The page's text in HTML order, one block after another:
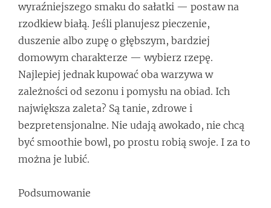
wyraźniejszego smaku do sałatki — postaw na
rzodkiew białą. Jeśli planujesz pieczenie,
duszenie albo zupę o głębszym, bardziej
domowym charakterze — wybierz rzepę.
Najlepiej jednak kupować oba warzywa w
zależności od sezonu i pomysłu na obiad. Ich
największa zaleta? Są tanie, zdrowe i
bezpretensjonalne. Nie udają awokado, nie chcą
być smoothie bowl, po prostu robią swoje. I za to
można je lubić.
Podsumowanie